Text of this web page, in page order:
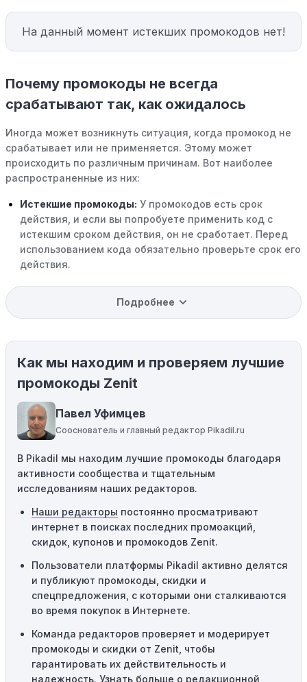
На данный момент истекших промокодов нет!
Почему промокоды не всегда
срабатывают так, как ожидалось
Иногда может возникнуть ситуация, когда промокод не
срабатывает или не применяется. Этому может
происходить по различным причинам. Вот наиболее
распространенные из них:
Истекшие промокоды: У промокодов есть срок
действия, и если вы попробуете применить код с
истекшим сроком действия, он не сработает. Перед
использованием кода обязательно проверьте срок его
действия.
Уже со скидкой:В некоторых случаях интересующий
вас товар может быть уже со скидкой. Некоторые
магазины предлагают скидки и акции напрямую, без
Ограничения на использование промокода:
Некоторые промокоды распространяются только на
определенные товары, бренды или категории. Если вы
пытаетесь применить код к товару, не
соответствующему критериям, он не сработает.
промокоды требуют соблюдения минимального
порога покупки, чтобы получить право на скидку. Если
сумма в корзине не соответствует указанному порогу,
код не сработает.
Географические ограничения:Действие некоторых
промокодов может быть ограничено определенными
местами или регионами. Если вы находитесь за
пределами указанного региона, то код не будет
применяться.
предназначены только для однократного
использования. Если код уже был использован кем-то
другим, он не будет действовать повторно.
Подробнее
Как мы находим и проверяем лучшие
промокоды Zenit
Павел Уфимцев
Сооснователь и главный редактор Pikadil.ru
В Pikadil мы находим лучшие промокоды благодаря
активности сообщества и тщательным
исследованиям наших редакторов.
Наши редакторы постоянно просматривают
интернет в поисках последних промоакций,
скидок, купонов и промокодов Zenit.
Пользователи платформы Pikadil активно делятся
и публикуют промокоды, скидки и
спецпредложения, с которыми они сталкиваются
во время покупок в Интернете.
Команда редакторов проверяет и модерирует
промокоды и скидки от Zenit, чтобы
гарантировать их действительность и
надежность. Узнать больше о редакционной